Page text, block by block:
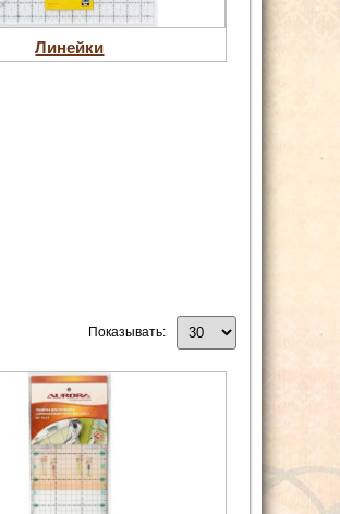
Линейки
Показывать: